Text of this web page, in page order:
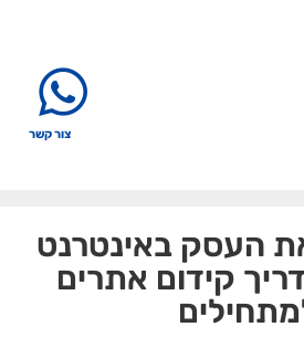
צור קשר
העסק באינטרנט
קידום אתרים